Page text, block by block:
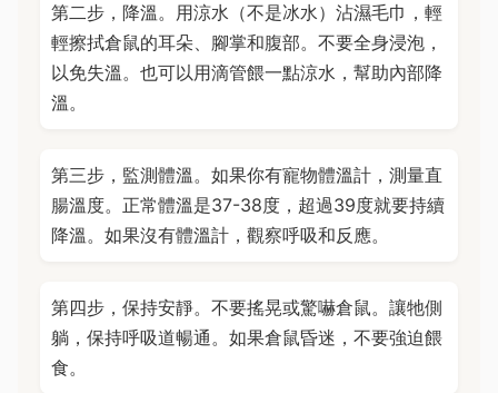
第二步，降溫。用涼水（不是冰水）沾濕毛巾，輕
輕擦拭倉鼠的耳朵、腳掌和腹部。不要全身浸泡，
以免失溫。也可以用滴管餵一點涼水，幫助內部降
溫。
第三步，監測體溫。如果你有寵物體溫計，測量直
腸溫度。正常體溫是37-38度，超過39度就要持續
降溫。如果沒有體溫計，觀察呼吸和反應。
第四步，保持安靜。不要搖晃或驚嚇倉鼠。讓牠側
躺，保持呼吸道暢通。如果倉鼠昏迷，不要強迫餵
食。